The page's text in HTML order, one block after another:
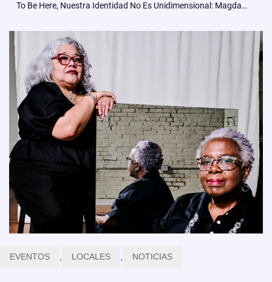
To Be Here, Nuestra Identidad No Es Unidimensional: Magda Martínez Y El Poder De Contar Nuestras Propias Historias En Filadelfia
EVENTOS , LOCALES , NOTICIAS